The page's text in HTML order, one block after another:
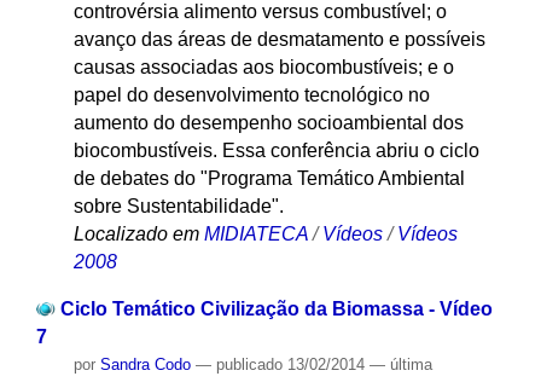
controvérsia alimento versus combustível; o
avanço das áreas de desmatamento e possíveis
causas associadas aos biocombustíveis; e o
papel do desenvolvimento tecnológico no
aumento do desempenho socioambiental dos
biocombustíveis. Essa conferência abriu o ciclo
de debates do "Programa Temático Ambiental
sobre Sustentabilidade".
Localizado em MIDIATECA / Vídeos / Vídeos
2008
Ciclo Temático Civilização da Biomassa - Vídeo
7
por Sandra Codo — publicado13/02/2014 — última